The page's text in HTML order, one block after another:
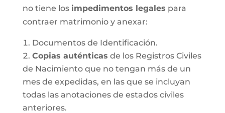
no tiene los impedimentos legales para
contraer matrimonio y anexar:
Documentos de Identificación.
Copias auténticas de los Registros Civiles
de Nacimiento que no tengan más de un
mes de expedidas, en las que se incluyan
todas las anotaciones de estados civiles
anteriores.